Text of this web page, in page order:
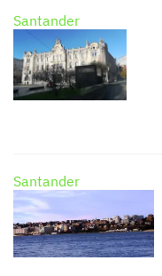
Santander
Santander